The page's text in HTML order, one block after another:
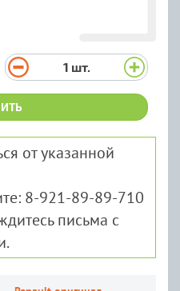
1 шт.
от указанной
8-921-89-89-710
письма с